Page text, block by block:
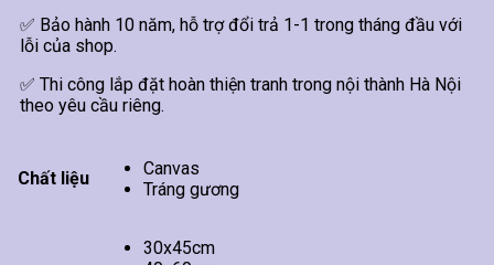
✅ Bảo hành 10 năm, hỗ trợ đổi trả 1-1 trong tháng đầu với
lỗi của shop.
✅ Thi công lắp đặt hoàn thiện tranh trong nội thành Hà Nội
theo yêu cầu riêng.
Chất liệu
Canvas
Tráng gương
30x45cm